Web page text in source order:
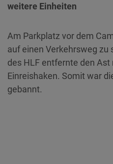
weitere Einheiten
Am Parkplatz vor dem
auf einen Verkehrsweg zu
des HLF entfernte den
Einreishaken. Somit war
gebannt.